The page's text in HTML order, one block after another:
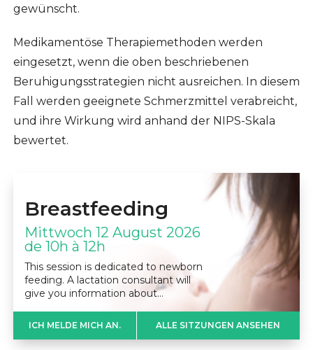
gewünscht.
Medikamentöse Therapiemethoden werden
eingesetzt, wenn die oben beschriebenen
Beruhigungsstrategien nicht ausreichen. In diesem
Fall werden geeignete Schmerzmittel verabreicht,
und ihre Wirkung wird anhand der NIPS-Skala
bewertet.
Breastfeeding
Mittwoch 12 August 2026
de 10h à 12h
This session is dedicated to newborn
feeding. A lactation consultant will
give you information about…
ICH MELDE MICH AN. ALLE SITZUNGEN ANSEHEN